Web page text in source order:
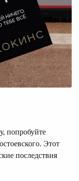
попробуйте
Этот
последствия